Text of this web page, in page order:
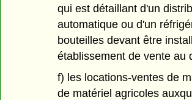
qui est détaillant d'un
automatique ou d'un
bouteilles devant être
établissement de vente au
f) les locations-ventes de
de matériel agricoles